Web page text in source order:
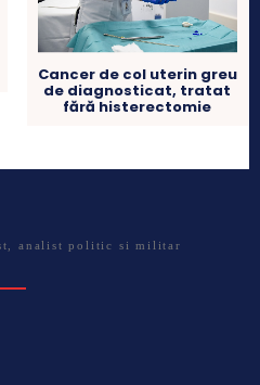
Cancer de col uterin greu
de diagnosticat, tratat
fără histerectomie
analist politic si militar